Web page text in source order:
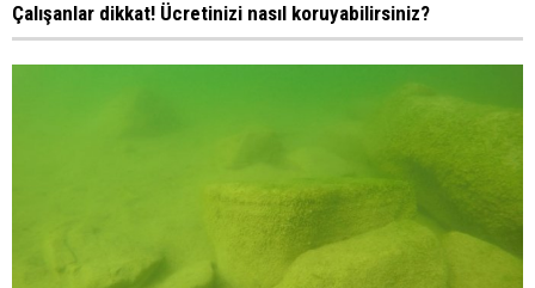
Çalışanlar dikkat! Ücretinizi nasıl koruyabilirsiniz?